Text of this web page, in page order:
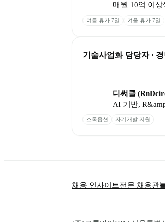
매월 10억 이
여름 휴가 7일 겨울 휴가 7일
기술사업화 담당자 · 경
디써클
AI 기반,
스톡옵션 자기개발 지원
채용 인사이트전문 채용관